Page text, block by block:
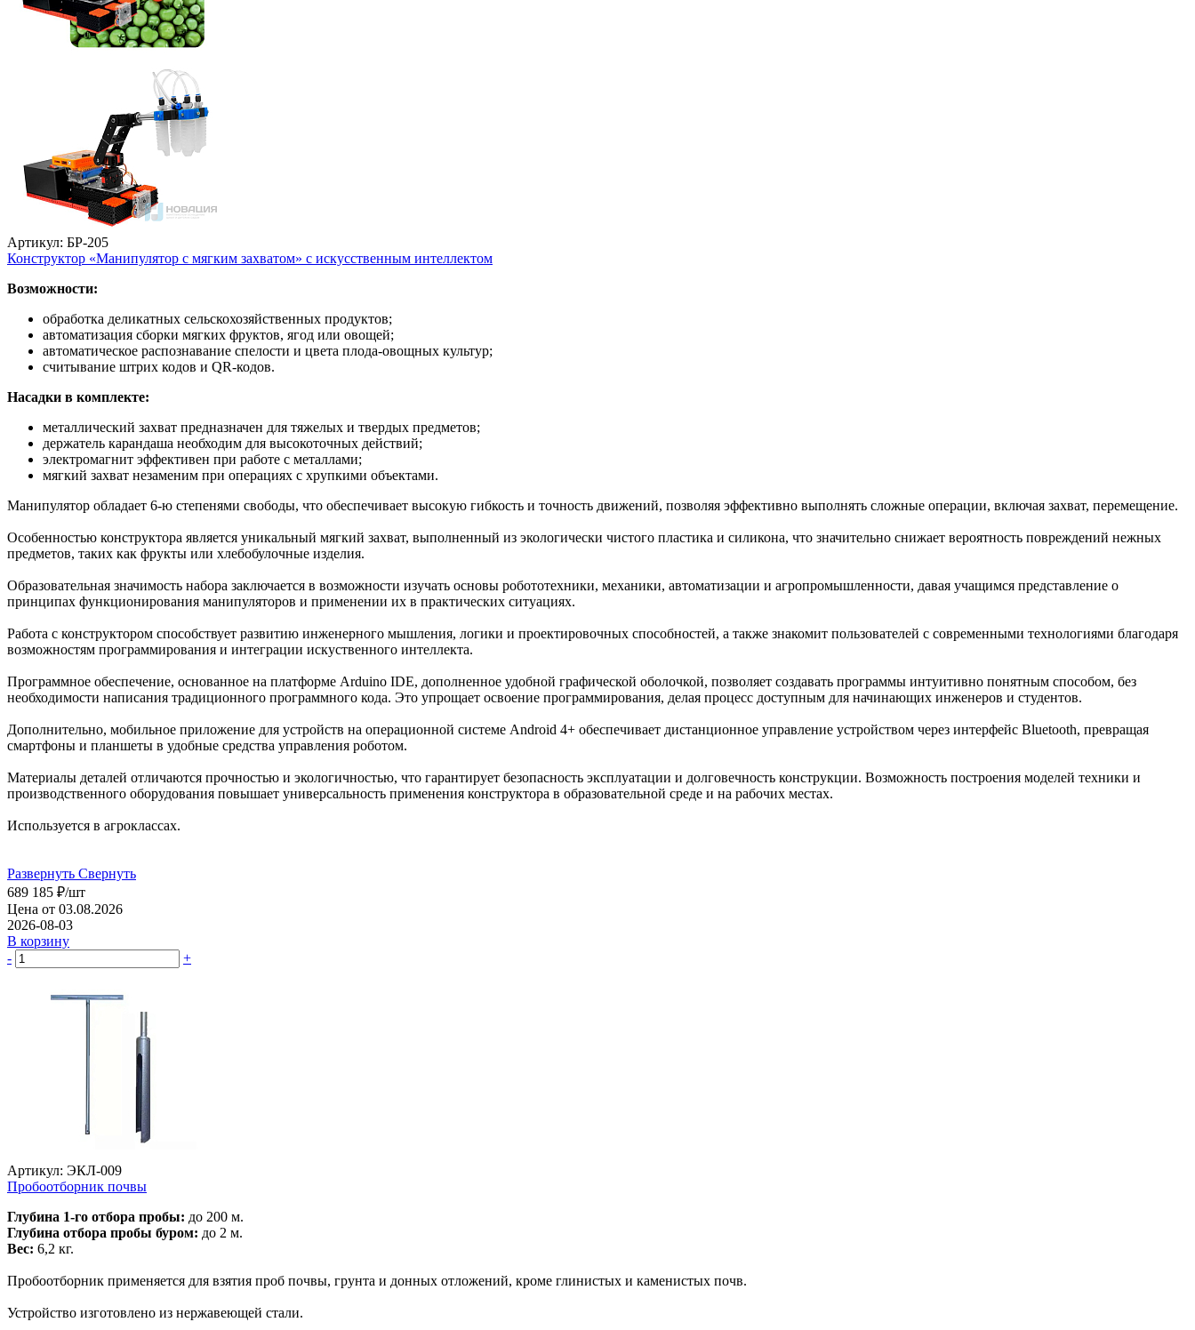
Артикул: БР-205
Конструктор «Манипулятор с мягким захватом» с искусственным интеллектом
Возможности:
обработка деликатных сельскохозяйственных продуктов;
автоматизация сборки мягких фруктов, ягод или овощей;
автоматическое распознавание спелости и цвета плода-овощных культур;
считывание штрих кодов и QR-кодов.
Насадки в комплекте:
металлический захват предназначен для тяжелых и твердых предметов;
держатель карандаша необходим для высокоточных действий;
электромагнит эффективен при работе с металлами;
мягкий захват незаменим при операциях с хрупкими объектами.
Манипулятор обладает 6-ю степенями свободы, что обеспечивает высокую гибкость и точность движений, позволяя эффективно выполнять сложные операции, включая захват, перемещение.
Особенностью конструктора является уникальный мягкий захват, выполненный из экологически чистого пластика и силикона, что значительно снижает вероятность повреждений нежных
предметов, таких как фрукты или хлебобулочные изделия.
Образовательная значимость набора заключается в возможности изучать основы робототехники, механики, автоматизации и агропромышленности, давая учащимся представление о
принципах функционирования манипуляторов и применении их в практических ситуациях.
Работа с конструктором способствует развитию инженерного мышления, логики и проектировочных способностей, а также знакомит пользователей с современными технологиями благодаря
возможностям программирования и интеграции искуственного интеллекта.
Программное обеспечение, основанное на платформе Arduino IDE, дополненное удобной графической оболочкой, позволяет создавать программы интуитивно понятным способом, без
необходимости написания традиционного программного кода. Это упрощает освоение программирования, делая процесс доступным для начинающих инженеров и студентов.
Дополнительно, мобильное приложение для устройств на операционной системе Android 4+ обеспечивает дистанционное управление устройством через интерфейс Bluetooth, превращая
смартфоны и планшеты в удобные средства управления роботом.
Материалы деталей отличаются прочностью и экологичностью, что гарантирует безопасность эксплуатации и долговечность конструкции. Возможность построения моделей техники и
производственного оборудования повышает универсальность применения конструктора в образовательной среде и на рабочих местах.
Используется в агроклассах.
Развернуть Свернуть
689 185 ₽/шт
Цена от 03.08.2026
2026-08-03
В корзину
-
+
Артикул: ЭКЛ-009
Пробоотборник почвы
Глубина 1-го отбора пробы: до 200 м.
Глубина отбора пробы буром: до 2 м.
Вес: 6,2 кг.
Пробоотборник применяется для взятия проб почвы, грунта и донных отложений, кроме глинистых и каменистых почв.
Устройство изготовлено из нержавеющей стали.